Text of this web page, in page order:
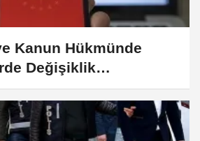
Kanun Hükmünde
Değişiklik
Kanun Resmi